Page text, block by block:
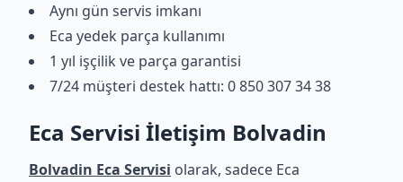
Aynı gün servis imkanı
Eca yedek parça kullanımı
1 yıl işçilik ve parça garantisi
7/24 müşteri destek hattı: 0 850 307 34 38
Eca Servisi İletişim Bolvadin
Bolvadin Eca Servisi olarak, sadece Eca